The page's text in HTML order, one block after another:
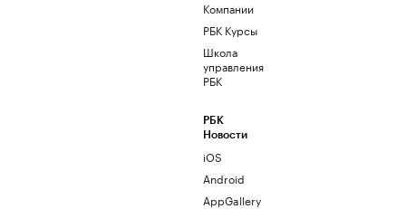
Компании
РБК Курсы
Школа
управления
РБК
РБК
Новости
iOS
Android
AppGallery